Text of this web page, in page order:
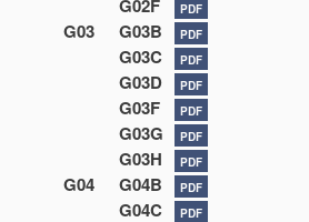
G02F PDF
G03 G03B PDF
G03C PDF
G03D PDF
G03F PDF
G03G PDF
G03H PDF
G04 G04B PDF
G04C PDF